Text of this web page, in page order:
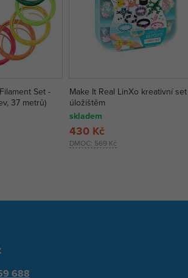
Set -
37 metrů)
Make It Real LinXo kreativní
úložištěm
skladem
DMOC: 569 Kč
430 Kč
688